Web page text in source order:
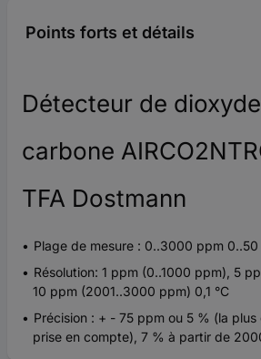
Points forts et détails
Détecteur de
carbone
TFA Dostmann
Plage de mesure : 0..3000 ppm 0..50
Résolution: 1 ppm (0..1000 ppm), 5
10 ppm (2001..3000 ppm) 0,1 °C
Précision : + - 75 ppm ou 5 % (la
prise en compte), 7 % à partir de